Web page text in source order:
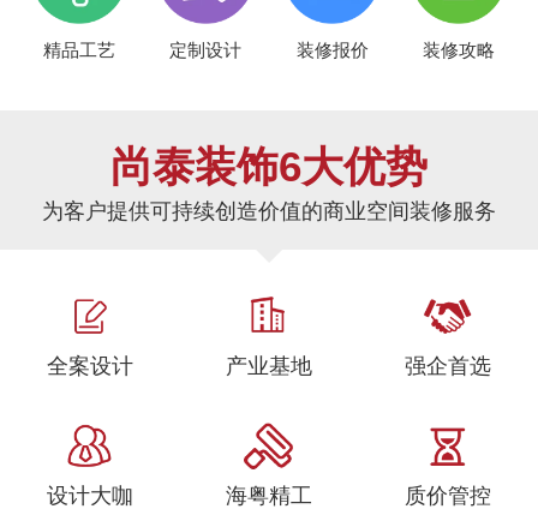
精品工艺 定制设计 装修报价 装修攻略
尚泰装饰6大优势
为客户提供可持续创造价值的商业空间装修服务
全案设计 产业基地 强企首选
设计大咖 海粤精工 质价管控